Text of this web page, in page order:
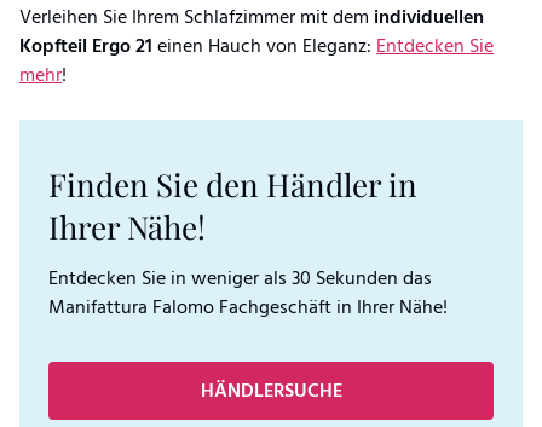
Verleihen Sie Ihrem Schlafzimmer mit dem individuellen
Kopfteil Ergo 21einen Hauch von Eleganz:Entdecken Sie
mehr!
Finden Sie den Händler in
Ihrer Nähe!
Entdecken Sie in weniger als 30 Sekunden das
Manifattura Falomo Fachgeschäft in Ihrer Nähe!
HÄNDLERSUCHE